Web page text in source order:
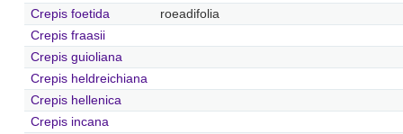
Crepis foetida
roeadifolia
Crepis fraasii
Crepis guioliana
Crepis heldreichiana
Crepis hellenica
Crepis incana